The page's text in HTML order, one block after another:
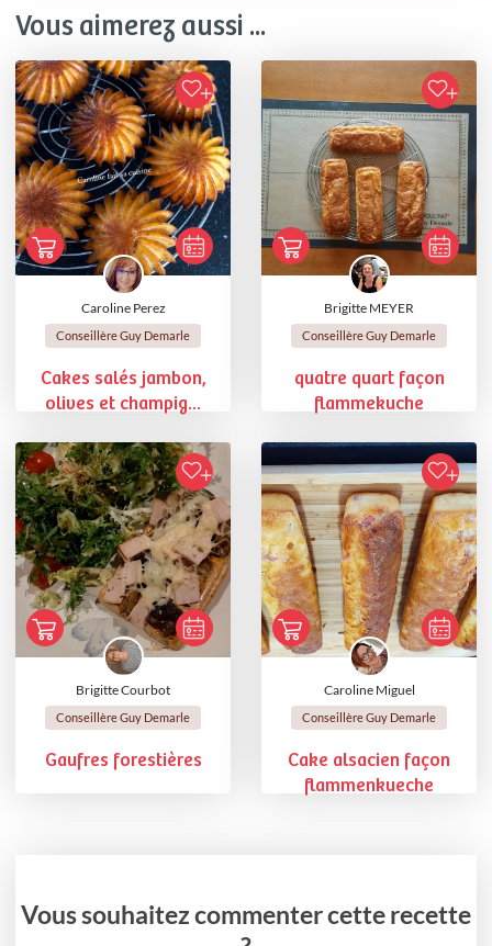
Vous aimerez aussi ...
Caroline Perez
Conseillère Guy Demarle
Cakes salés jambon,
olives et champig...
Brigitte MEYER
Conseillère Guy Demarle
quatre quart façon
flammekuche
Brigitte Courbot
Conseillère Guy Demarle
Gaufres forestières
Caroline Miguel
Conseillère Guy Demarle
Cake alsacien façon
flammenkueche
Vous souhaitez commenter cette recette